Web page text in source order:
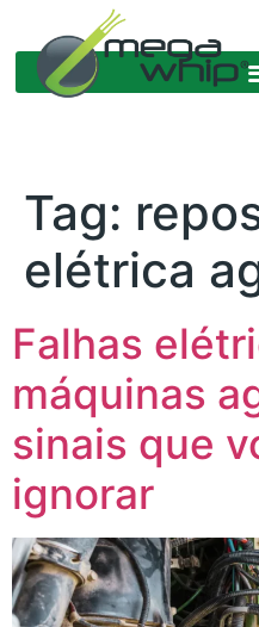
Tag:
elétrica
Falhas
máquinas
sinais que
ignorar